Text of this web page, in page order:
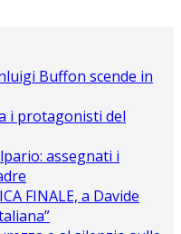
Buffon scende in
i protagonisti del
assegnati i
FINALE, a Davide